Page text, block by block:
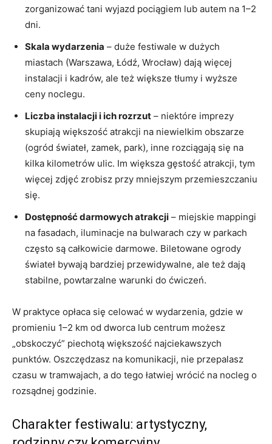
zorganizować tani wyjazd pociągiem lub autem na 1–2
dni.
Skala wydarzenia – duże festiwale w dużych
miastach (Warszawa, Łódź, Wrocław) dają więcej
instalacji i kadrów, ale też większe tłumy i wyższe
ceny noclegu.
Liczba instalacji i ich rozrzut – niektóre imprezy
skupiają większość atrakcji na niewielkim obszarze
(ogród świateł, zamek, park), inne rozciągają się na
kilka kilometrów ulic. Im większa gęstość atrakcji, tym
więcej zdjęć zrobisz przy mniejszym przemieszczaniu
się.
Dostępność darmowych atrakcji – miejskie mappingi
na fasadach, iluminacje na bulwarach czy w parkach
często są całkowicie darmowe. Biletowane ogrody
świateł bywają bardziej przewidywalne, ale też dają
stabilne, powtarzalne warunki do ćwiczeń.
W praktyce opłaca się celować w wydarzenia, gdzie w
promieniu 1–2 km od dworca lub centrum możesz
„obskoczyć” piechotą większość najciekawszych
punktów. Oszczędzasz na komunikacji, nie przepalasz
czasu w tramwajach, a do tego łatwiej wrócić na nocleg o
rozsądnej godzinie.
Charakter festiwalu: artystyczny,